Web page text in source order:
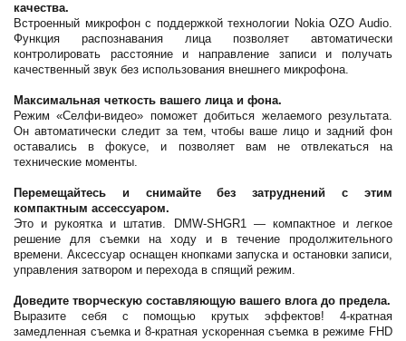
качества.
Встроенный микрофон с поддержкой технологии Nokia OZO Audio.
Функция распознавания лица позволяет автоматически
контролировать расстояние и направление записи и получать
качественный звук без использования внешнего микрофона.
Максимальная четкость вашего лица и фона.
Режим «Селфи-видео» поможет добиться желаемого результата.
Он автоматически следит за тем, чтобы ваше лицо и задний фон
оставались в фокусе, и позволяет вам не отвлекаться на
технические моменты.
Перемещайтесь и снимайте без затруднений с этим
компактным ассессуаром.
Это и рукоятка и штатив. DMW-SHGR1 — компактное и легкое
решение для съемки на ходу и в течение продолжительного
времени. Аксессуар оснащен кнопками запуска и остановки записи,
управления затвором и перехода в спящий режим.
Доведите творческую составляющую вашего влога до предела.
Выразите себя с помощью крутых эффектов! 4-кратная
замедленная съемка и 8-кратная ускоренная съемка в режиме FHD